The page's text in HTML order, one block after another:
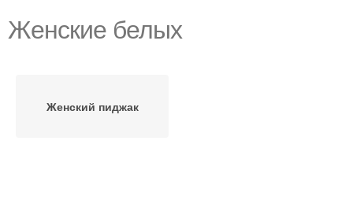
Женские белых
Женский пиджак